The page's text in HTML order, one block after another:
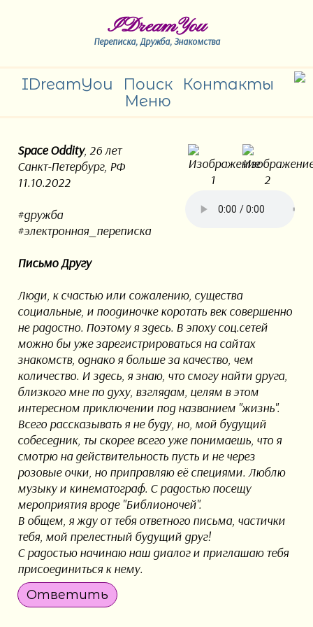
IDreamYou
Переписка, Дружба, Знакомства
IDreamYou Поиск
Контакты
Меню
Space Oddity, 26 лет
Санкт-Петербург, РФ
11.10.2022
#дружба
#электронная_переписка
Письмо Другу
Люди, к счастью или сожалению, существа
социальные, и поодиночке коротать век совершенно
не радостно. Поэтому я здесь. В эпоху соц.сетей
можно бы уже зарегистрироваться на сайтах
знакомств, однако я больше за качество, чем
количество. И здесь, я знаю, что смогу найти друга,
близкого мне по духу, взглядам, целям в этом
интересном приключении под названием "жизнь".
Всего рассказывать я не буду, но, мой будущий
собеседник, ты скорее всего уже понимаешь, что я
смотрю на действительность пусть и не через
розовые очки, но приправляю её специями. Люблю
музыку и кинематограф. С радостью посещу
мероприятия вроде "Библионочей".
В общем, я жду от тебя ответного письма, частички
тебя, мой прелестный будущий друг!
С радостью начинаю наш диалог и приглашаю тебя
присоединиться к нему.